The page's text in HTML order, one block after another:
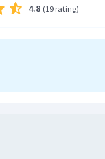
4.8 (19 rating)